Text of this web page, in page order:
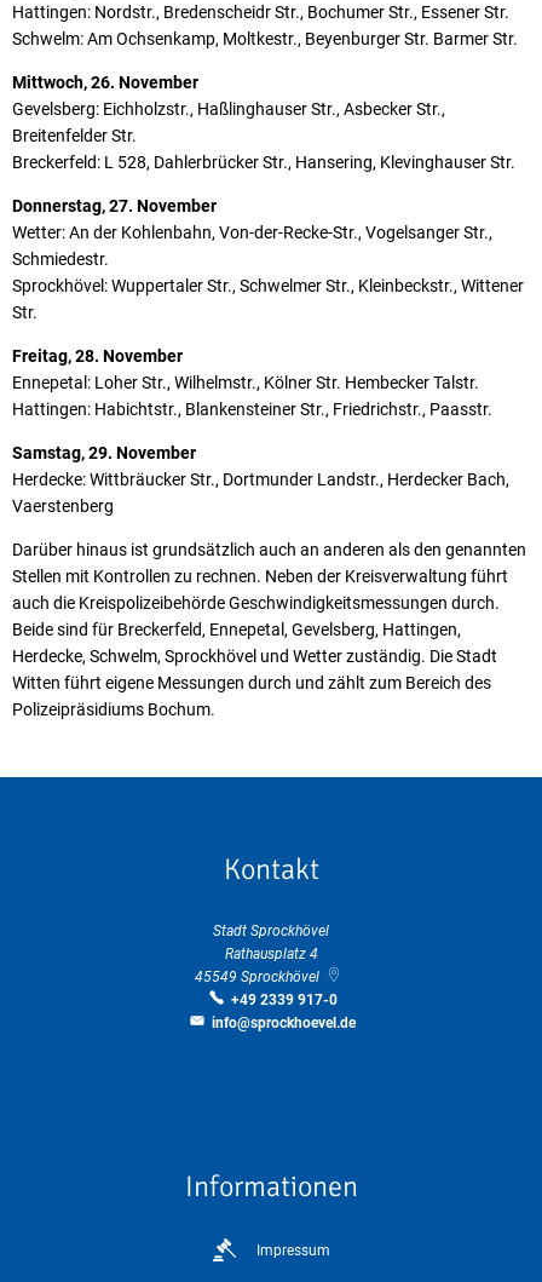
Hattingen: Nordstr., Bredenscheidr Str., Bochumer Str., Essener Str.
Schwelm: Am Ochsenkamp, Moltkestr., Beyenburger Str. Barmer Str.
Mittwoch, 26. November
Gevelsberg: Eichholzstr., Haßlinghauser Str., Asbecker Str.,
Breitenfelder Str.
Breckerfeld: L 528, Dahlerbrücker Str., Hansering, Klevinghauser Str.
Donnerstag, 27. November
Wetter: An der Kohlenbahn, Von-der-Recke-Str., Vogelsanger Str.,
Schmiedestr.
Sprockhövel: Wuppertaler Str., Schwelmer Str., Kleinbeckstr., Wittener
Str.
Freitag, 28. November
Ennepetal: Loher Str., Wilhelmstr., Kölner Str. Hembecker Talstr.
Hattingen: Habichtstr., Blankensteiner Str., Friedrichstr., Paasstr.
Samstag, 29. November
Herdecke: Wittbräucker Str., Dortmunder Landstr., Herdecker Bach,
Vaerstenberg
Darüber hinaus ist grundsätzlich auch an anderen als den genannten
Stellen mit Kontrollen zu rechnen. Neben der Kreisverwaltung führt
auch die Kreispolizeibehörde Geschwindigkeitsmessungen durch.
Beide sind für Breckerfeld, Ennepetal, Gevelsberg, Hattingen,
Herdecke, Schwelm, Sprockhövel und Wetter zuständig. Die Stadt
Witten führt eigene Messungen durch und zählt zum Bereich des
Polizeipräsidiums Bochum.
Kontakt
Stadt Sprockhövel
Rathausplatz 4
45549 Sprockhövel
+49 2339 917-0
info@sprockhoevel.de
Informationen
Impressum